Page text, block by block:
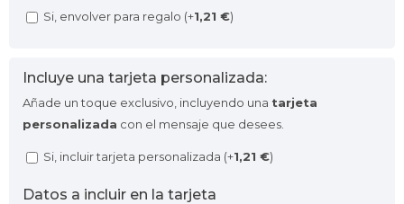
Si, envolver para regalo (+1,21 €)
Incluye una tarjeta personalizada:
Añade un toque exclusivo, incluyendo una tarjeta
personalizada con el mensaje que desees.
Si, incluir tarjeta personalizada (+1,21 €)
Datos a incluir en la tarjeta